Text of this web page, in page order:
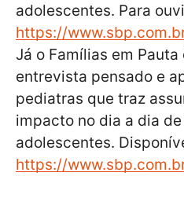
adolescentes. Para
https://
Já o Famílias em
entrevista pensado e
pediatras que traz
impacto no dia a dia
adolescentes.
https://